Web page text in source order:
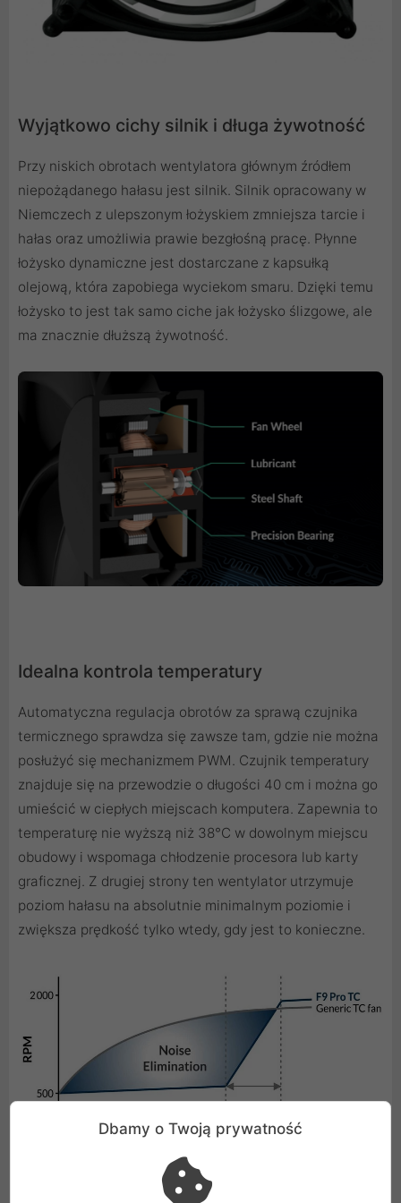
Wyjątkowo cichy silnik i długa żywotność
Przy niskich obrotach wentylatora głównym źródłem
niepożądanego hałasu jest silnik. Silnik opracowany w
Niemczech z ulepszonym łożyskiem zmniejsza tarcie i
hałas oraz umożliwia prawie bezgłośną pracę. Płynne
łożysko dynamiczne jest dostarczane z kapsułką
olejową, która zapobiega wyciekom smaru. Dzięki temu
łożysko to jest tak samo ciche jak łożysko ślizgowe, ale
ma znacznie dłuższą żywotność.
Idealna kontrola temperatury
Automatyczna regulacja obrotów za sprawą czujnika
termicznego sprawdza się zawsze tam, gdzie nie można
posłużyć się mechanizmem PWM. Czujnik temperatury
znajduje się na przewodzie o długości 40 cm i można go
umieścić w ciepłych miejscach komputera. Zapewnia to
temperaturę nie wyższą niż 38°C w dowolnym miejscu
obudowy i wspomaga chłodzenie procesora lub karty
graficznej. Z drugiej strony ten wentylator utrzymuje
poziom hałasu na absolutnie minimalnym poziomie i
zwiększa prędkość tylko wtedy, gdy jest to konieczne.
Dbamy o Twoją prywatność